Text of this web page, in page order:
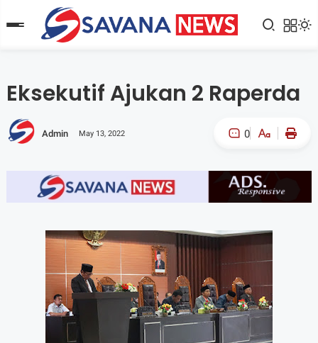
Eksekutif Ajukan 2 Raperda
Admin May 13, 2022 0
A- A+